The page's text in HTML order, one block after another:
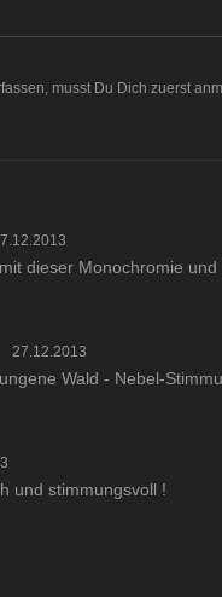
musst Du Dich zuerst
dieser Monochromie
27.12.2013
Wald - Nebel-
und stimmungsvoll !